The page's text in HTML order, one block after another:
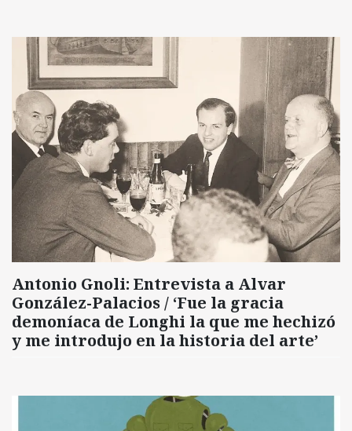
Antonio Gnoli: Entrevista a Alvar
González-Palacios / ‘Fue la gracia
demoníaca de Longhi la que me hechizó
y me introdujo en la historia del arte’